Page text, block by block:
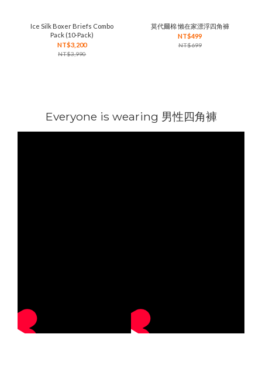
Ice Silk Boxer Briefs Combo
Pack (10-Pack)
NT$3,200
NT$3,990
莫代爾棉 懶在家漂浮四角褲
NT$499
NT$699
Everyone is wearing 男性四角褲